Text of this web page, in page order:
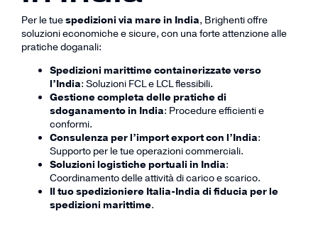
Per le tuespedizioni via mare in India, Brighenti offre
soluzioni economiche e sicure, con una forte attenzione alle
pratiche doganali:
Spedizioni marittime containerizzate verso
l’India: Soluzioni FCL e LCL flessibili.
Gestione completa delle pratiche di
sdoganamento in India: Procedure efficienti e
conformi.
Consulenza per l’import export con l’India:
Supporto per le tue operazioni commerciali.
Soluzioni logistiche portuali in India:
Coordinamento delle attività di carico e scarico.
Il tuo spedizioniere Italia-India di fiducia per le
spedizioni marittime.